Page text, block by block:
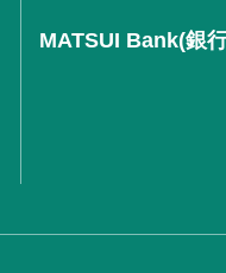
MATSUI Bank(銀